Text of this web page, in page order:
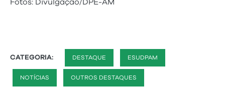
Fotos: Divulgação/DPE-AM
CATEGORIA: DESTAQUE ESUDPAM
NOTÍCIAS OUTROS DESTAQUES